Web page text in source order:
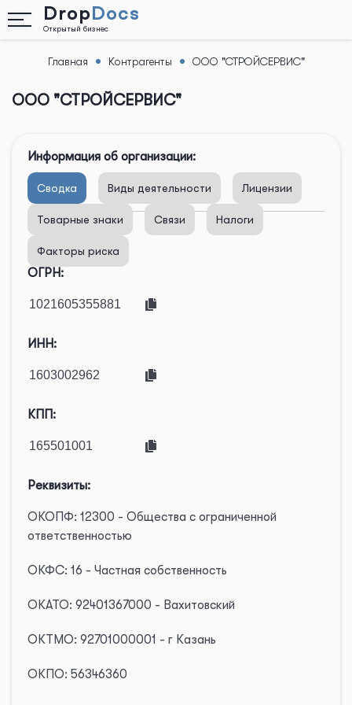
DropDocs
Открытый бизнес
НазадГлавная Контрагенты ООО "СТРОЙСЕРВИС"
ООО "СТРОЙСЕРВИС"
Информация об организации:
Сводка Виды деятельности Лицензии
Товарные знаки Связи Налоги
Факторы риска
ОГРН:
ИНН:
КПП:
Реквизиты:
ОКОПФ: 12300 - Общества с ограниченной
ответственностью
ОКФС: 16 - Частная собственность
ОКАТО: 92401367000 - Вахитовский
ОКТМО: 92701000001 - г Казань
ОКПО: 56346360